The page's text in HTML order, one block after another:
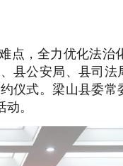
点，全力优化法治
县公安局、县司
仪式。梁山县委
。